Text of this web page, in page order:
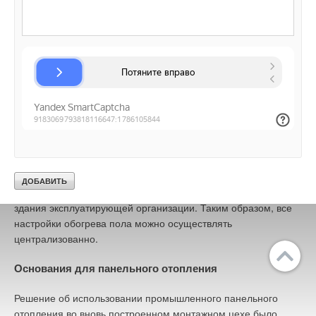
шаровые краны на подающей линии и регулирующие
вентили Combi на обратной линии.
Гребёнки Multidis SFI могут быть расширены максимум до 20
отопительных контуров посредством простого соединения
между собой. В новом монтажном цехе используются 22
осуществляется через встроенное управление, которое
соединено с автоматизированной системой управления
здания эксплуатирующей организации. Таким образом, все
настройки обогрева пола можно осуществлять
централизованно.
Основания для панельного отопления
Решение об использовании промышленного панельного